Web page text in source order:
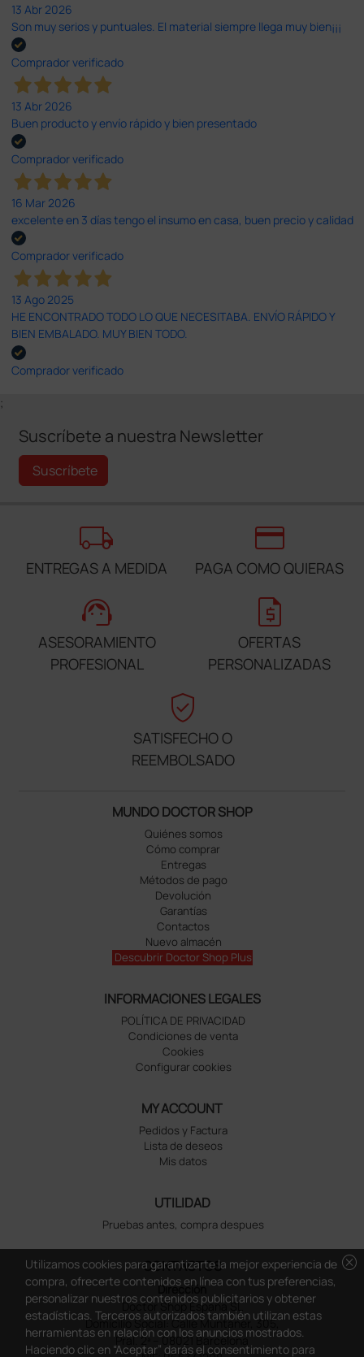
13 Abr 2026
Son muy serios y puntuales. El material siempre llega muy bien¡¡¡
Comprador verificado
13 Abr 2026
Buen producto y envío rápido y bien presentado
Comprador verificado
16 Mar 2026
excelente en 3 días tengo el insumo en casa, buen precio y calidad
Comprador verificado
13 Ago 2025
HE ENCONTRADO TODO LO QUE NECESITABA. ENVÍO RÁPIDO Y
BIEN EMBALADO. MUY BIEN TODO.
Comprador verificado
;
Suscríbete a nuestra Newsletter
Suscríbete
local_shipping
ENTREGAS A MEDIDA
credit_card
PAGA COMO QUIERAS
support_agent
ASESORAMIENTO
PROFESIONAL
request_quote
OFERTAS
PERSONALIZADAS
verified_user
SATISFECHO O
REEMBOLSADO
MUNDO DOCTOR SHOP
Quiénes somos
Cómo comprar
Entregas
Métodos de pago
Devolución
Garantías
Contactos
Nuevo almacén
Descubrir Doctor Shop Plus
INFORMACIONES LEGALES
POLÍTICA DE PRIVACIDAD
Condiciones de venta
Cookies
Configurar cookies
MY ACCOUNT
Pedidos y Factura
Lista de deseos
Mis datos
UTILIDAD
Pruebas antes, compra despues
CONTACTOS
Dirección
Doctor Shop España SL
Domicilio Social: Calle Muntaner, 305,
Pral. 2ª – 08021 Barcelona
cancel
Utilizamos cookies para garantizarte la mejor experiencia de
compra, ofrecerte contenidos en línea con tus preferencias,
personalizar nuestros contenidos publicitarios y obtener
estadísticas. Terceros autorizados también utilizan estas
herramientas en relación con los anuncios mostrados.
Haciendo clic en “Aceptar” darás el consentimiento para